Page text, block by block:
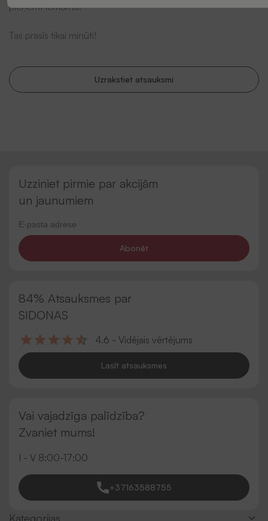
pieņemt lēmumu.
Tas prasīs tikai minūti!
Uzrakstiet atsauksmi
Uzziniet pirmie par akcijām
un jaunumiem
Abonēt
84% Atsauksmes par
SIDONAS
4.6 - Vidējais vērtējums
Lasīt atsauksmes
Vai vajadzīga palīdzība?
Zvaniet mums!
I - V 8:00-17:00
+37163588755
Kategorijas